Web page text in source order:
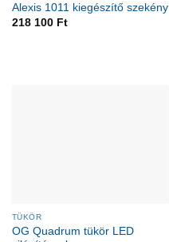
Alexis 1011 kiegészítő szekény
218 100 Ft
TÜKÖR
OG Quadrum tükör LED